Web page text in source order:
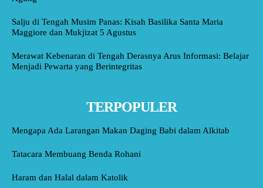
Salju di Tengah Musim Panas: Kisah Basilika Santa Maria
Maggiore dan Mukjizat 5 Agustus
Merawat Kebenaran di Tengah Derasnya Arus Informasi: Belajar
Menjadi Pewarta yang Berintegritas
TERPOPULER
Mengapa Ada Larangan Makan Daging Babi dalam Alkitab
Tatacara Membuang Benda Rohani
Haram dan Halal dalam Katolik